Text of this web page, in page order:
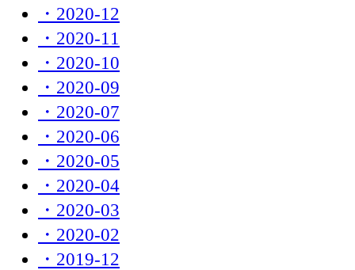
・2020-12
・2020-11
・2020-10
・2020-09
・2020-07
・2020-06
・2020-05
・2020-04
・2020-03
・2020-02
・2019-12